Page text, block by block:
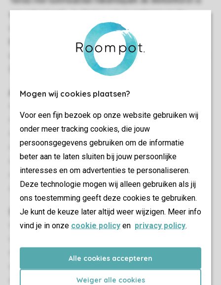
Mogen wij cookies plaatsen?
Voor een fijn bezoek op onze website gebruiken wij
onder meer tracking cookies, die jouw
persoonsgegevens gebruiken om de informatie
beter aan te laten sluiten bij jouw persoonlijke
interesses en om advertenties te personaliseren.
Deze technologie mogen wij alleen gebruiken als jij
ons toestemming geeft deze cookies te gebruiken.
Je kunt de keuze later altijd weer wijzigen. Meer info
vind je in onze cookie policy en privacy policy.
Alle cookies accepteren
Weiger alle cookies
centrale parkeerplaats. Op het gehele park is gratis wifi
beschikbaar.De inrichting/indeling van de bungalows kan
onderling verschillen. Alle vakantiehuizen op Vakantiepark
De Berkenhorst zijn rookvrij.
Algemeen
Geschakeld
Minimaal 2 slaapkamers
Gelijkvloers
Gratis wifi
Geschikt voor 4 personen
Energielabel: E
Slaapkamer(s)
Aantal slaapkamers: 2
Aantal stapelbedden: 1
Eénpersoonsbedden: 2